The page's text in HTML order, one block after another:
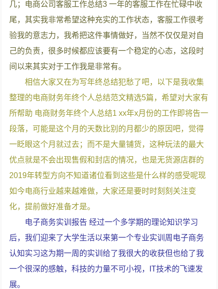
几；电商公司客服工作总结3 一年的客服工作在忙碌中收
尾，其实我非常希望这种充实的工作状态，客服工作很考
验我的意志力，我希把这件事情做好，当然不仅仅是对自
己的负责，很多时候都应该要有一个稳定的心态，这段时
间以来其实对于工作我是非常有。
相信大家又在为写年终总结犯愁了吧，以下是我收集
整理的电商财务年终个人总结范文精选5篇，希望对大家有
所帮助 电商财务年终个人总结1 xx年x月份的工作即将告一
段落，可能是这个月的天数比别的月都少的原因吧，觉得
一眨眼这个月就过去；而不是大量铺货，这种玩法的最大
优点就是不会出现售假和封店的情况，也是无货源店群的
2019年转型方向不知道诸位看到这些是什么样的感受呢现
如今电商行业越来越难做，大家还是要时时刻刻关注变
化，提前做好准备才是。
电子商务实训报告 经过一个多学期的理论知识学习
后，我们迎来了大学生活以来第一个专业实训周电子商务
认知实习这为期一周的实训给了我很大的收获但也给了我
一个很深的感触，科技的力量不可小视，IT技术的飞速发
展。